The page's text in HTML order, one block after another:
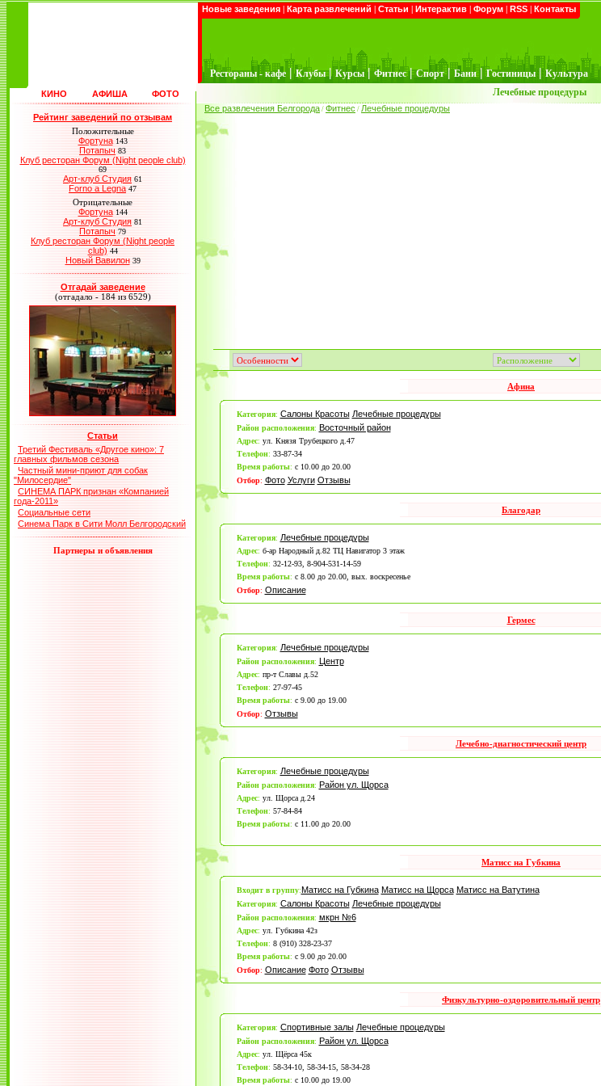
Новые заведения | Карта развлечений | Статьи | Интерактив | Форум | RSS | Контакты
Рестораны - кафе | Клубы | Курсы | Фитнес | Спорт | Бани | Гостиницы | Культура
КИНО АФИША ФОТО Лечебные процедуры
Рейтинг заведений по отзывам
Положительные
Фортуна 143
Потапыч 83
Клуб ресторан Форум (Night people club)
69
Арт-клуб Студия 61
Forno a Legna 47
Отрицательные
Фортуна 144
Арт-клуб Студия 81
Потапыч 79
Клуб ресторан Форум (Night people
club) 44
Новый Вавилон 39
Отгадай заведение
(отгадало - 184 из 6529)
Статьи
Третий Фестиваль «Другое кино»: 7
главных фильмов сезона
Частный мини-приют для собак
"Милосердие"
СИНЕМА ПАРК признан «Компанией
года-2011»
Социальные сети
Синема Парк в Сити Молл Белгородский
Партнеры и объявления
Все развлечения Белгорода / Фитнес / Лечебные процедуры
Афина
Категория: Салоны Красоты Лечебные процедуры
Район расположения: Восточный район
Адрес: ул. Князя Трубецкого д.47
Телефон: 33-87-34
Время работы: с 10.00 до 20.00
Отбор: Фото Услуги Отзывы
Благодар
Категория: Лечебные процедуры
Адрес: б-ар Народный д.82 ТЦ Навигатор 3 этаж
Телефон: 32-12-93, 8-904-531-14-59
Время работы: с 8.00 до 20.00, вых. воскресенье
Отбор: Описание
Гермес
Категория: Лечебные процедуры
Район расположения: Центр
Адрес: пр-т Славы д.52
Телефон: 27-97-45
Время работы: с 9.00 до 19.00
Отбор: Отзывы
Лечебно-диагностический центр
Категория: Лечебные процедуры
Район расположения: Район ул. Щорса
Адрес: ул. Щорса д.24
Телефон: 57-84-84
Время работы: с 11.00 до 20.00
Матисс на Губкина
Входит в группу:Матисс на Губкина Матисс на Щорса Матисс на Ватутина
Категория: Салоны Красоты Лечебные процедуры
Район расположения: мкрн №6
Адрес: ул. Губкина 42з
Телефон: 8 (910) 328-23-37
Время работы: с 9.00 до 20.00
Отбор: Описание Фото Отзывы
Физкультурно-оздоровительный центр
Категория: Спортивные залы Лечебные процедуры
Район расположения: Район ул. Щорса
Адрес: ул. Щёрса 45к
Телефон: 58-34-10, 58-34-15, 58-34-28
Время работы: с 10.00 до 19.00